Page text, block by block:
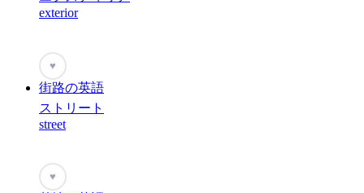
exterior
♥
街路の英語
ストリート
street
♥